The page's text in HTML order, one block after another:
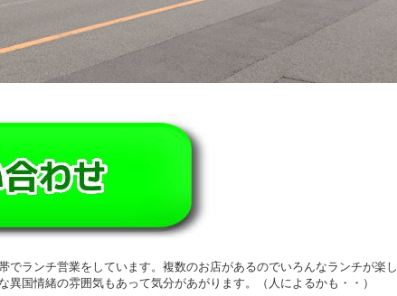
でランチ営業をしています。複数のお店があるのでいろんなランチが楽し
異国情緒の雰囲気もあって気分があがります。（人によるかも・・）